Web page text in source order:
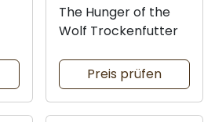
The Hunger of the
Wolf Trockenfutter
Preis prüfen